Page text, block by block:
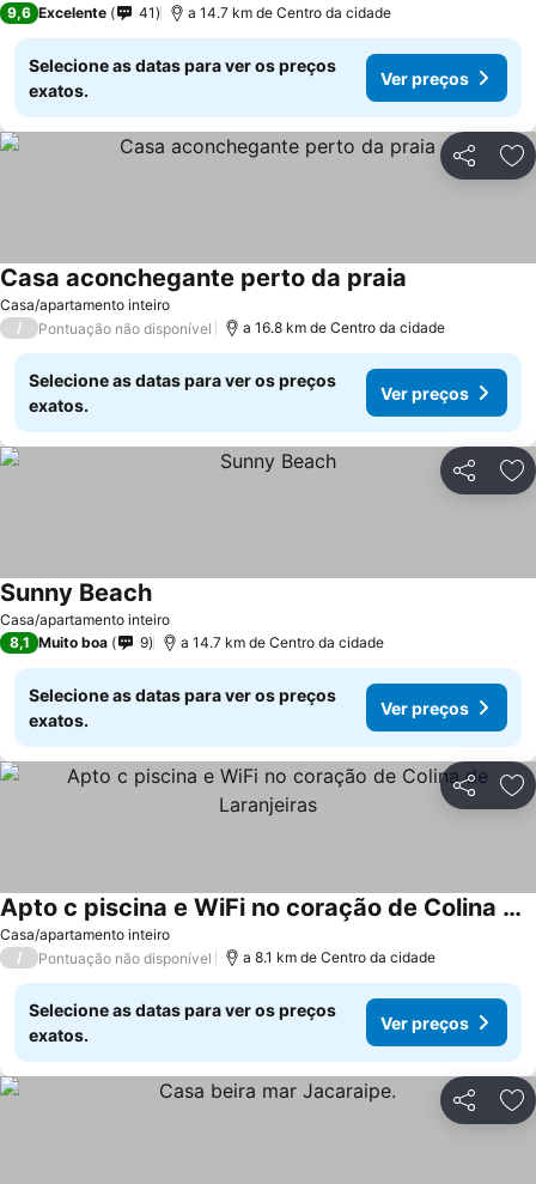
9,6 Excelente 41 a 14.7 km de Centro da cidade
Selecione as datas para ver os preços
exatos.
Ver preços
Partilhar
Casa/apartamento inteiro
Casa aconchegante perto da praia
/ Pontuação não disponível a 16.8 km de Centro da cidade
Selecione as datas para ver os preços
exatos.
Ver preços
Partilhar
Casa/apartamento inteiro
Sunny Beach
8,1 Muito boa 9 a 14.7 km de Centro da cidade
Selecione as datas para ver os preços
exatos.
Ver preços
Partilhar
Casa/apartamento inteiro
Apto c piscina e WiFi no coração de Colina de Laranjeiras
/ Pontuação não disponível a 8.1 km de Centro da cidade
Selecione as datas para ver os preços
exatos.
Ver preços
Partilhar